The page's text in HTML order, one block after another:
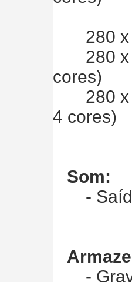
280 x
280 x
cores)
280 x
4 cores)
Som:
- Saída
-